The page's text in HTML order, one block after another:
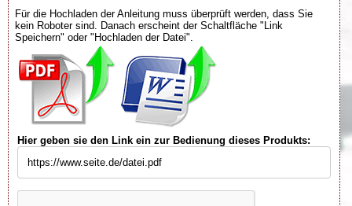
Für die Hochladen der Anleitung muss überprüft werden, dass Sie
kein Roboter sind. Danach erscheint der Schaltfläche "Link
Speichern" oder "Hochladen der Datei".
Hier geben sie den Link ein zur Bedienung dieses Produkts: